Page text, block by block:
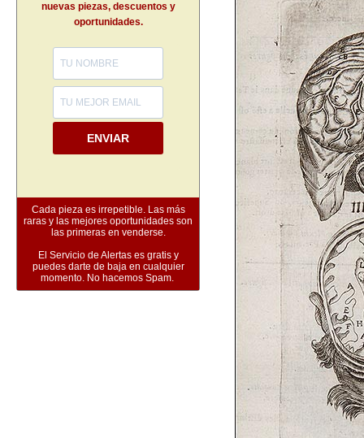
nuevas piezas, descuentos y
oportunidades.
ENVIAR
Cada pieza es irrepetible. Las más
raras y las mejores oportunidades son
las primeras en venderse.
El Servicio de Alertas es gratis y
puedes darte de baja en cualquier
momento. No hacemos Spam.